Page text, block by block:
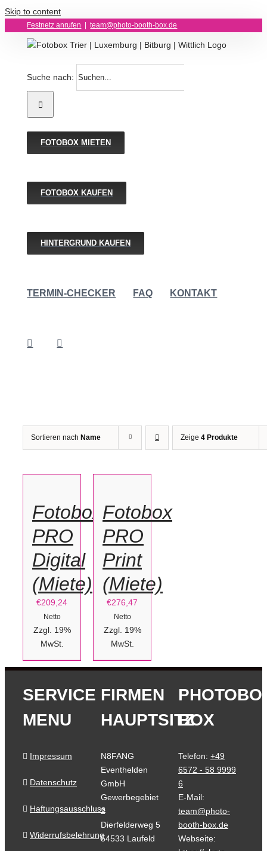
Skip to content
Festnetz anrufen team@photo-booth-box.de
Suche nach:
FOTOBOX MIETEN
FOTOBOX KAUFEN
HINTERGRUND KAUFEN
TERMIN-CHECKER FAQ KONTAKT
Sortieren nach Name Zeige 4 Produkte
WÄHLEN
DETAILS
Fotobox
PRO
Digital
(Miete)
€209,24
Netto
Zzgl. 19%
MwSt.
WÄHLEN
DETAILS
Fotobox
PRO
Print
(Miete)
€276,47
Netto
Zzgl. 19%
MwSt.
SERVICE
MENU
Impressum
Datenschutz
Haftungsausschluss
Widerrufsbelehrung
FIRMEN
HAUPTSITZ
N8FANG
Eventhelden
GmbH
Gewerbegebiet
2
Dierfelderweg 5
54533 Laufeld
BOX
Telefon: +49
6572 - 58 9999
6
E-Mail:
team@photo-
booth-box.de
Webseite: